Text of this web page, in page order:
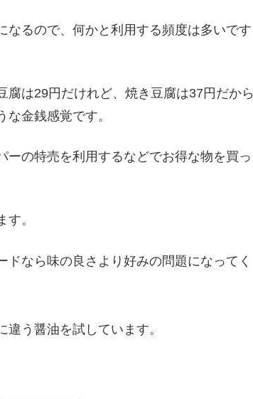
るので、何かと利用する頻度は多いです
は29円だけれど、焼き豆腐は37円だから
金銭感覚です。
の特売を利用するなどでお得な物を買っ
。
なら味の良さより好みの問題になってく
う醤油を試しています。